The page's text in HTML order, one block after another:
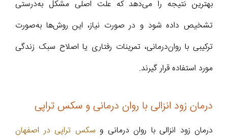
بهترین نتیجه را می‌دهد که علت اصلی مشکل به‌درستی
تشخیص داده شود و در صورت نیاز، این روش‌ها به‌صورت
ترکیبی با روان‌درمانی، تمرینات رفتاری یا اصلاح سبک زندگی
مورد استفاده قرار گیرند.
درمان زود انزالی با روان درمانی و سکس تراپی
درمان زود انزالی با روان درمانی و سکس تراپی در اصفهان